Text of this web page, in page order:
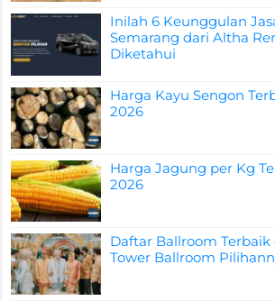
Inilah 6 Keunggulan
Semarang dari Altha
Diketahui
Harga Kayu Sengon
2026
Harga Jagung per Kg
2026
Daftar Ballroom Terbaik
Tower Ballroom